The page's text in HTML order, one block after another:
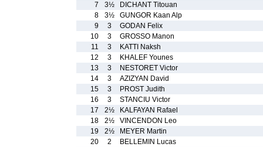
7
3½
DICHANT Titouan
8
3½
GUNGOR Kaan Alp
9
3
GODAN Felix
10
3
GROSSO Manon
11
3
KATTI Naksh
12
3
KHALEF Younes
13
3
NESTORET Victor
14
3
AZIZYAN David
15
3
PROST Judith
16
3
STANCIU Victor
17
2½
KALFAYAN Rafael
18
2½
VINCENDON Leo
19
2½
MEYER Martin
20
2
BELLEMIN Lucas